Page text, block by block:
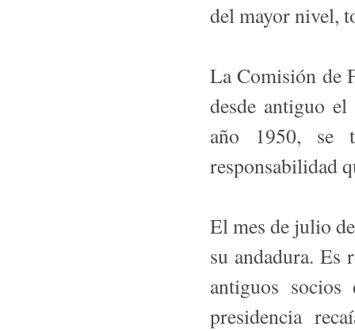
del mayor nivel,
La Comisión de
desde antiguo
año 1950, se
responsabilidad
El mes de julio
su andadura. Es
antiguos
presidencia